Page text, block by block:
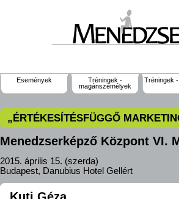
Események
Tréningek -
magánszemélyek
Tréningek
„ÉRTÉKESÍTÉSFÜGGŐ
Menedzserképző Központ VI.
2015. április 15. (szerda)
Budapest, Danubius Hotel Gellért